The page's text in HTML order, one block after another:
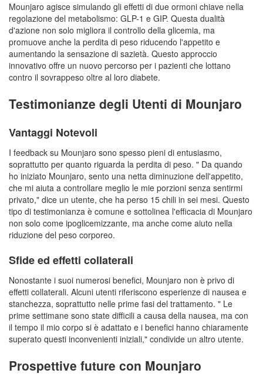
Mounjaro agisce simulando gli effetti di due ormoni chiave nella
regolazione del metabolismo: GLP-1 e GIP. Questa dualità
d'azione non solo migliora il controllo della glicemia, ma
promuove anche la perdita di peso riducendo l'appetito e
aumentando la sensazione di sazietà. Questo approccio
innovativo offre un nuovo percorso per i pazienti che lottano
contro il sovrappeso oltre al loro diabete.
Testimonianze degli Utenti di Mounjaro
Vantaggi Notevoli
I feedback su Mounjaro sono spesso pieni di entusiasmo,
soprattutto per quanto riguarda la perdita di peso. " Da quando
ho iniziato Mounjaro, sento una netta diminuzione dell'appetito,
che mi aiuta a controllare meglio le mie porzioni senza sentirmi
privato," dice un utente, che ha perso 15 chili in sei mesi. Questo
tipo di testimonianza è comune e sottolinea l'efficacia di Mounjaro
non solo come ipoglicemizzante, ma anche come aiuto nella
riduzione del peso corporeo.
Sfide ed effetti collaterali
Nonostante i suoi numerosi benefici, Mounjaro non è privo di
effetti collaterali. Alcuni utenti riferiscono esperienze di nausea e
stanchezza, soprattutto nelle prime fasi del trattamento. " Le
prime settimane sono state difficili a causa della nausea, ma con
il tempo il mio corpo si è adattato e i benefici hanno chiaramente
superato questi inconvenienti iniziali," condivide un altro utente.
Prospettive future con Mounjaro